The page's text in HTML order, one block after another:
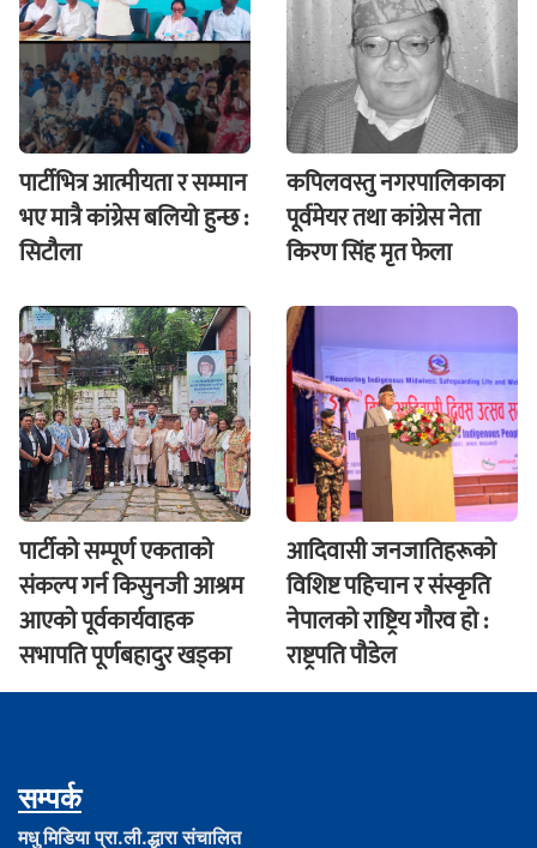
पार्टीभित्र आत्मीयता र सम्मान
भए मात्रै कांग्रेस बलियो हुन्छ :
सिटौला
कपिलवस्तु नगरपालिकाका
पूर्वमेयर तथा कांग्रेस नेता
किरण सिंह मृत फेला
पार्टीको सम्पूर्ण एकताको
संकल्प गर्न किसुनजी आश्रम
आएकाे पूर्वकार्यवाहक
सभापति पूर्णबहादुर खड्का
आदिवासी जनजातिहरूको
विशिष्ट पहिचान र संस्कृति
नेपालको राष्ट्रिय गौरव हो :
राष्ट्रपति पौडेल
सम्पर्क
मधु मिडिया प्रा.ली.द्धारा संचालित